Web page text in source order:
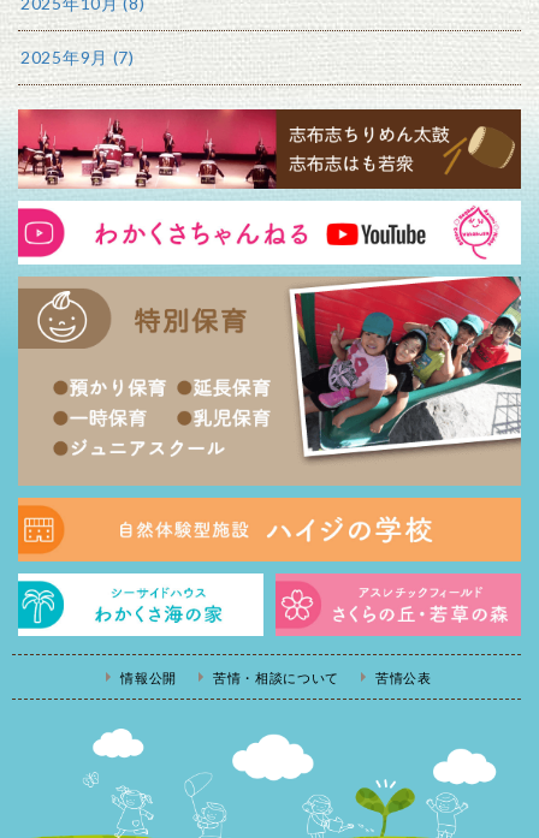
2025年9月 (7)
情報公開 苦情・相談について 苦情公表